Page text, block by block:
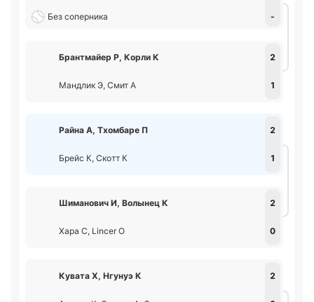
Без соперника -
Брантмайер Р, Корли К 2
Мандлик Э, Смит А 1
Райна А, Тхомбаре П 2
Брейс К, Скотт К 1
Шиманович И, Волынец К 2
Хара С, Lincer О 0
Кувата Х, Нгунуэ К 2